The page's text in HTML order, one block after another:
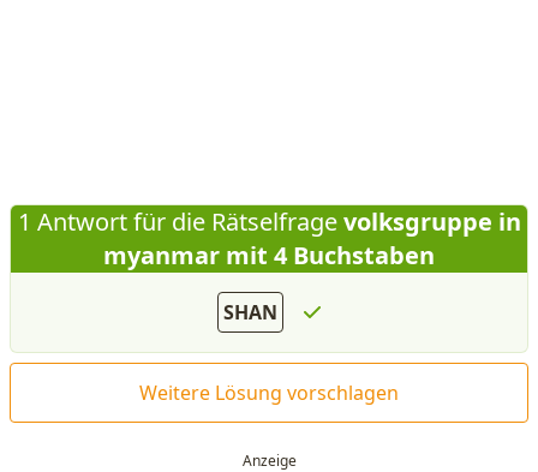
1 Antwort für die Rätselfragevolksgruppe in
myanmar mit 4 Buchstaben
SHAN
Weitere Lösung vorschlagen